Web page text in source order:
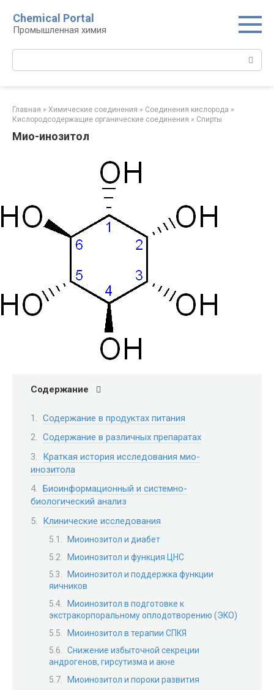
контенту
Chemical Portal
Промышленная химия
Главная » Химические соединения » Соединения кислорода‎ »
Кислородсодержащие органические соединения‎ » Спирты
Мио-инозитол
Содержание
Содержание в продуктах питания
Содержание в различных препаратах
Краткая история исследования мио-
инозитола
Биоинформационный и системно-
биологический анализ
Клинические исследования
Миоинозитол и диабет
Миоинозитол и функция ЦНС
Миоинозитол и поддержка функции
яичников
Миоинозитол в подготовке к
экстракорпоральному оплодотворению (ЭКО)
Миоинозитол в терапии СПКЯ
Снижение избыточной секреции
андрогенов, гирсутизма и акне
Миоинозитол и пороки развития